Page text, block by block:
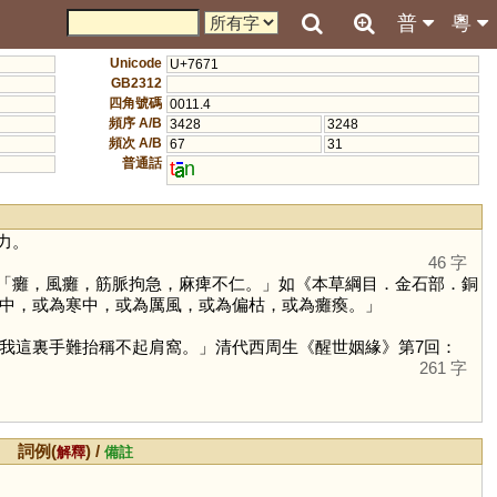
粵
普
Unicode U+7671
GB2312
四角號碼 0011.4
頻序 A/B 3428
3248
頻次 A/B 67
31
普通話 t n
46 字
，風癱，筋脈拘急，麻痺不仁。」如《本草綱目．金石部．銅
或為寒中，或為厲風，或為偏枯，或為癱瘓。」
裏手難抬稱不起肩窩。」清代西周生《醒世姻緣》第7回：
261 字
詞例(解釋) /備註